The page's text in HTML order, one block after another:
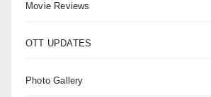
Movie Reviews
OTT UPDATES
Photo Gallery